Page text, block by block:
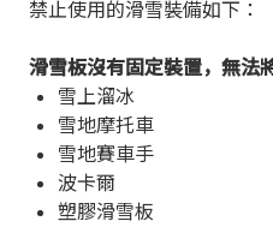
禁止使用的滑雪裝備如下：
滑雪板沒有固定裝置，無法
雪上溜冰
雪地摩托車
雪地賽車手
波卡爾
塑膠滑雪板